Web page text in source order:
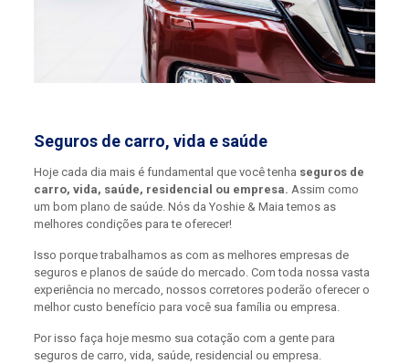
Seguros de carro, vida e saúde
Hoje cada dia mais é fundamental que você tenha seguros de
carro, vida, saúde, residencial ou empresa. Assim como
um bom plano de saúde. Nós da Yoshie & Maia temos as
melhores condições para te oferecer!
Isso porque trabalhamos as com as melhores empresas de
seguros e planos de saúde do mercado. Com toda nossa vasta
experiência no mercado, nossos corretores poderão oferecer o
melhor custo benefício para você sua família ou empresa.
Por isso faça hoje mesmo sua cotação com a gente para
seguros de carro, vida, saúde, residencial ou empresa.